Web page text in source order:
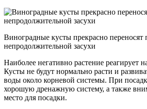
Виноградные кусты прекрасно переносят
непродолжительной засухи
Наиболее негативно растение реагирует
Кусты не будут нормально расти и
воды около корневой системы. При
хорошую дренажную систему, а также
место для посадки.